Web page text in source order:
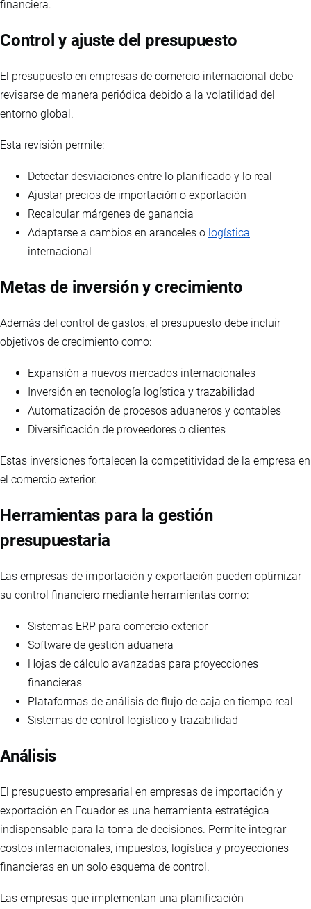
financiera.
Control y ajuste del presupuesto
El presupuesto en empresas de comercio internacional debe
revisarse de manera periódica debido a la volatilidad del
entorno global.
Esta revisión permite:
Detectar desviaciones entre lo planificado y lo real
Ajustar precios de importación o exportación
Recalcular márgenes de ganancia
Adaptarse a cambios en aranceles o logística
internacional
Metas de inversión y crecimiento
Además del control de gastos, el presupuesto debe incluir
objetivos de crecimiento como:
Expansión a nuevos mercados internacionales
Inversión en tecnología logística y trazabilidad
Automatización de procesos aduaneros y contables
Diversificación de proveedores o clientes
Estas inversiones fortalecen la competitividad de la empresa en
el comercio exterior.
Herramientas para la gestión
presupuestaria
Las empresas de importación y exportación pueden optimizar
su control financiero mediante herramientas como:
Sistemas ERP para comercio exterior
Software de gestión aduanera
Hojas de cálculo avanzadas para proyecciones
financieras
Plataformas de análisis de flujo de caja en tiempo real
Sistemas de control logístico y trazabilidad
Análisis
El presupuesto empresarial en empresas de importación y
exportación en Ecuador es una herramienta estratégica
indispensable para la toma de decisiones. Permite integrar
costos internacionales, impuestos, logística y proyecciones
financieras en un solo esquema de control.
Las empresas que implementan una planificación